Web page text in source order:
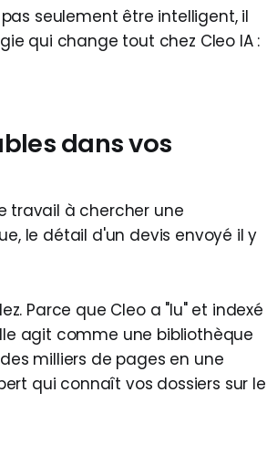
seulement être intelligent, il
qui change tout chez Cleo IA :
dans vos
travail à chercher une
le détail d'un devis envoyé il y
Parce que Cleo a "lu" et indexé
agit comme une bibliothèque
milliers de pages en une
qui connaît vos dossiers sur le